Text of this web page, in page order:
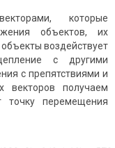
которые
объектов, их
воздействует
с другими
с препятствиями и
векторов получаем
точку перемещения